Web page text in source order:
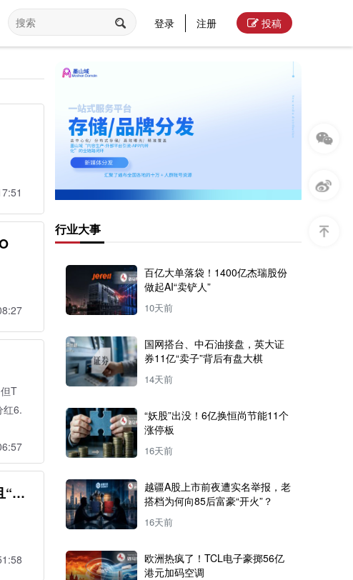
登录 注册 投稿
T
红6.
“关
行业大事
百亿大单落袋！1400亿杰瑞股份
做起AI“卖铲人”
10天前
国网搭台、中石油接盘，英大证
券11亿“卖子”背后有盘大棋
14天前
“妖股”出没！6亿换恒尚节能11个
涨停板
16天前
越疆A股上市前夜遭实名举报，老
搭档为何向85后富豪“开火”？
16天前
欧洲热疯了！TCL电子豪掷56亿
港元加码空调